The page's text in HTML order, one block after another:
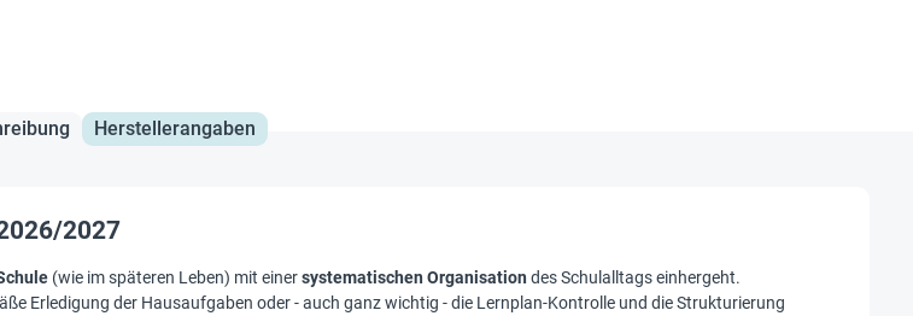
Herstellerangaben
2027
(wie im späteren Leben) mit einersystematischen Organisation des Schulalltags einhergeht.
Erledigung der Hausaufgaben oder - auch ganz wichtig - die Lernplan-Kontrolle und die Strukturierung